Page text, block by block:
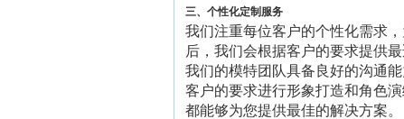
三、个性化定制服务
我们注重每位客户的个性化需求
后，我们会根据客户的要求提供
我们的模特团队具备良好的沟通
客户的要求进行形象打造和角色
都能够为您提供最佳的解决方案。